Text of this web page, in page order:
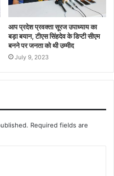
आप प्रदेश प्रवक्ता सूरज उपाध्याय का
बड़ा बयान, टीएस सिंहदेव के डिप्टी सीएम
बनने पर जनता को थी उम्मीद
July 9, 2023
Required fields are